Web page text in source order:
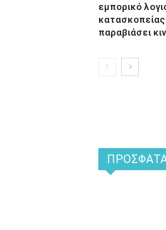
εμπορικό
κατασκοπείας
παραβιάσει